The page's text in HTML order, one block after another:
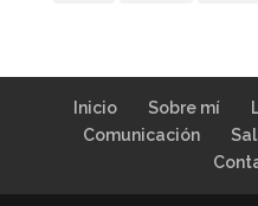
Inicio Sobre mí
Comunicación